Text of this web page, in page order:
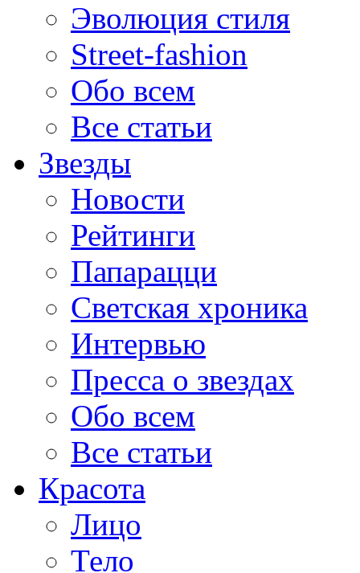
Эволюция стиля
Street-fashion
Обо всем
Все статьи
Звезды
Новости
Рейтинги
Папарацци
Светская хроника
Интервью
Пресса о звездах
Обо всем
Все статьи
Красота
Лицо
Тело